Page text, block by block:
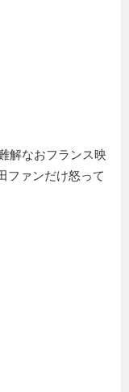
解なおフランス映
ファンだけ怒って